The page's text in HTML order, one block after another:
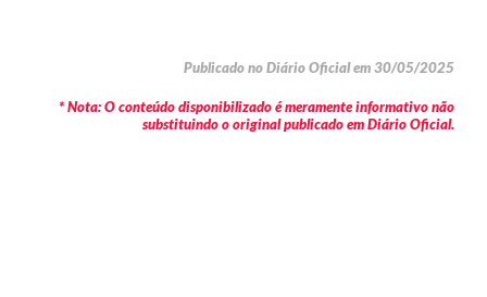
Publicado no Diário Oficial em 30/05/2025
* Nota: O conteúdo disponibilizado é meramente informativo não
substituindo o original publicado em Diário Oficial.